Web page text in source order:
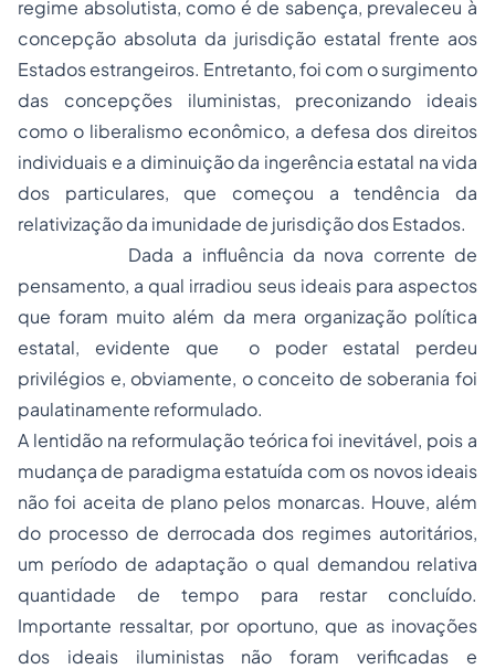
regime absolutista, como é de sabença, prevaleceu à
concepção absoluta da jurisdição estatal frente aos
Estados estrangeiros. Entretanto, foi com o surgimento
das concepções iluministas, preconizando ideais
como o liberalismo econômico, a defesa dos direitos
individuais e a diminuição da ingerência estatal na vida
dos particulares, que começou a tendência da
relativização da imunidade de jurisdição dos Estados.
Dada a influência da nova corrente de
pensamento, a qual irradiou seus ideais para aspectos
que foram muito além da mera organização política
estatal, evidente que o poder estatal perdeu
privilégios e, obviamente, o conceito de soberania foi
paulatinamente reformulado.
A lentidão na reformulação teórica foi inevitável, pois a
mudança de paradigma estatuída com os novos ideais
não foi aceita de plano pelos monarcas. Houve, além
do processo de derrocada dos regimes autoritários,
um período de adaptação o qual demandou relativa
quantidade de tempo para restar concluído.
Importante ressaltar, por oportuno, que as inovações
dos ideais iluministas não foram verificadas e